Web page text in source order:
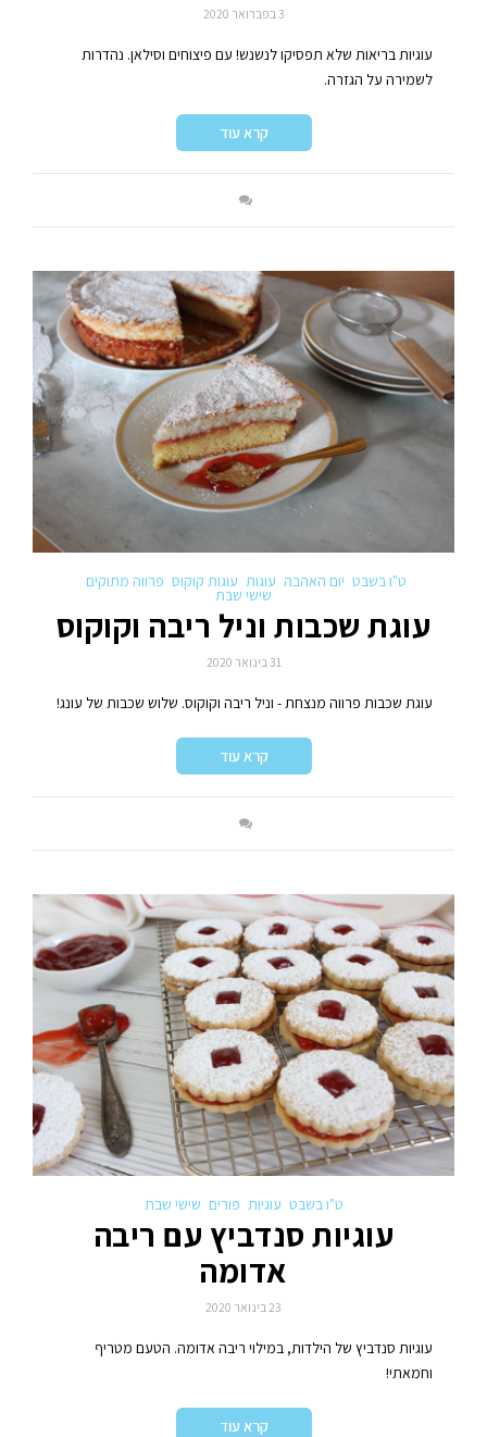
3 בפברואר 2020
עוגיות בריאות שלא תפסיקו לנשנש! עם פיצוחים וסילאן. נהדרות
לשמירה על הגזרה.
קרא עוד
ט"ו בשבט יום האהבה עוגות עוגות קוקוס פרווה מתוקים
שישי שבת
עוגת שכבות וניל ריבה וקוקוס
31 בינואר 2020
עוגת שכבות פרווה מנצחת - וניל ריבה וקוקוס. שלוש שכבות של עונג!
קרא עוד
ט"ו בשבט עוגיות פורים שישי שבת
עוגיות סנדביץ עם ריבה
אדומה
23 בינואר 2020
עוגיות סנדביץ של הילדות, במילוי ריבה אדומה. הטעם מטריף
וחמאתי!
קרא עוד